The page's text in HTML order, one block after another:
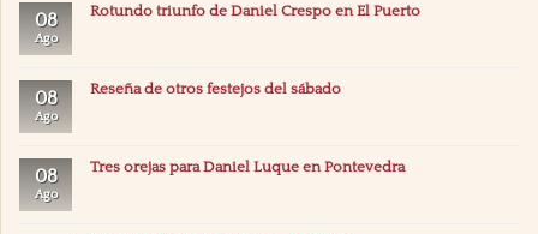
08
Ago
Rotundo triunfo de Daniel Crespo en El Puerto
08
Ago
Reseña de otros festejos del sábado
08
Ago
Tres orejas para Daniel Luque en Pontevedra